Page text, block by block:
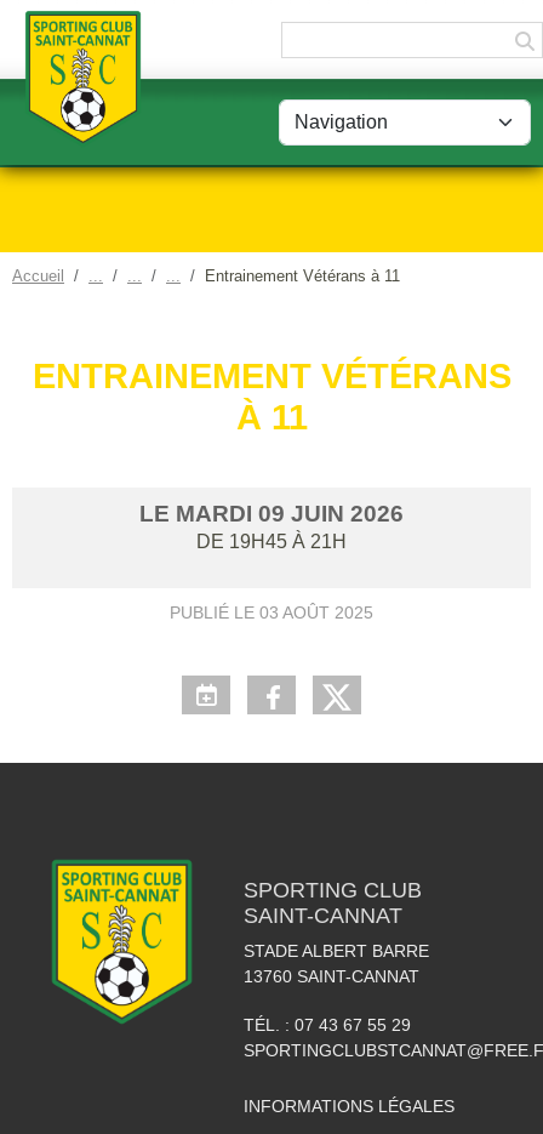
Accueil Entrainement Vétérans à 11
ENTRAINEMENT VÉTÉRANS
À 11
LE MARDI 09 JUIN 2026
DE 19H45 À 21H
PUBLIÉ LE 03 AOÛT 2025
SPORTING CLUB
SAINT-CANNAT
STADE ALBERT BARRE
13760 SAINT-CANNAT
TÉL. : 07 43 67 55 29
INFORMATIONS LÉGALES
Panneau de gestion des cookies